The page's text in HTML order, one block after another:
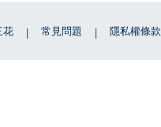
花 常見問題 隱私權條款